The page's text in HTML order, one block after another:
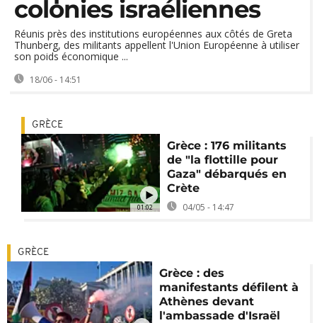
colonies israéliennes
Réunis près des institutions européennes aux côtés de Greta
Thunberg, des militants appellent l'Union Européenne à utiliser
son poids économique ...
18/06 - 14:51
01:02
GRÈCE
Grèce : 176 militants
de "la flottille pour
Gaza" débarqués en
Crète
04/05 - 14:47
GRÈCE
Grèce : des
manifestants défilent à
Athènes devant
l'ambassade d'Israël